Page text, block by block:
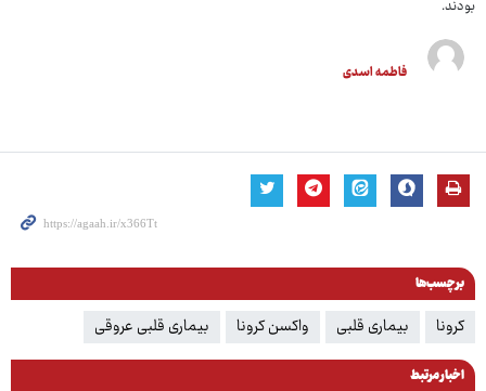
بودند.
فاطمه اسدی
برچسب‌ها
کرونا بیماری قلبی واکسن کرونا بیماری قلبی عروقی
اخبار مرتبط